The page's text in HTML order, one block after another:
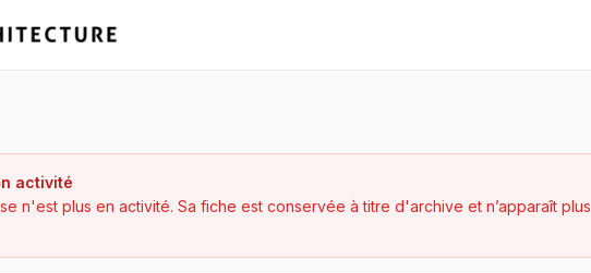
activité
n'est plus en activité. Sa fiche est conservée à titre d'archive et n’apparaît plus